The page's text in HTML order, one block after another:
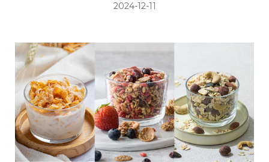
2024-12-11